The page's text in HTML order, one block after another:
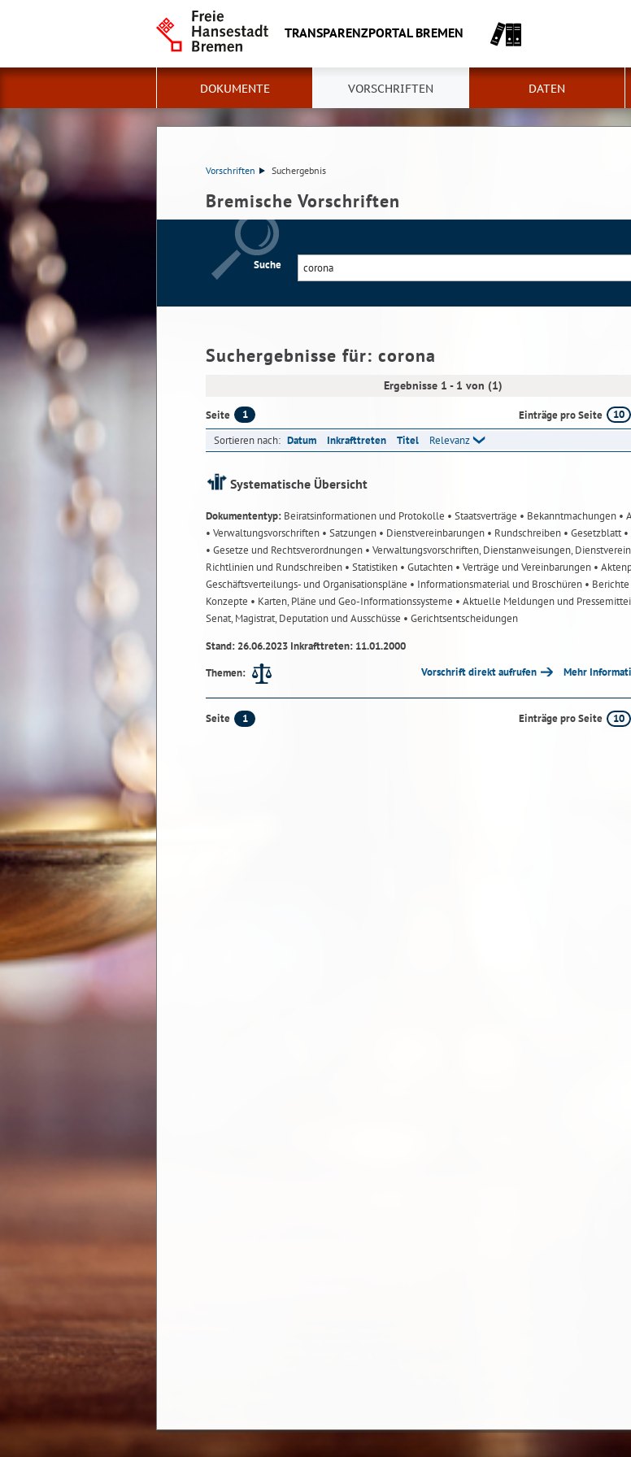
TRANSPARENZPORTAL BREMEN
DOKUMENTE VORSCHRIFTEN DATEN
Vorschriften Suchergebnis
Bremische Vorschriften
Suche
Suchergebnisse für: corona
Ergebnisse 1 - 1 von (1)
Seite 1 Einträge pro Seite 10
Sortieren nach: Datum Inkrafttreten Titel Relevanz
Systematische Übersicht
Dokumententyp: Beiratsinformationen und Protokolle • Staatsverträge • Bekanntmachungen •
• Verwaltungsvorschriften • Satzungen • Dienstvereinbarungen • Rundschreiben • Gesetzblatt
• Gesetze und Rechtsverordnungen • Verwaltungsvorschriften, Dienstanweisungen,
Richtlinien und Rundschreiben • Statistiken • Gutachten • Verträge und Vereinbarungen •
Geschäftsverteilungs- und Organisationspläne • Informationsmaterial und Broschüren •
Konzepte • Karten, Pläne und Geo-Informationssysteme • Aktuelle Meldungen und
Senat, Magistrat, Deputation und Ausschüsse • Gerichtsentscheidungen
Stand: 26.06.2023 Inkrafttreten: 11.01.2000
Themen:
Vorschrift direkt aufrufen Mehr
Seite 1 Einträge pro Seite 10